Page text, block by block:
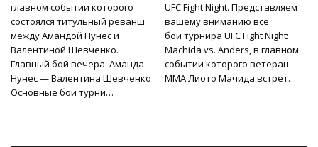
UFC Fight Night. Представляем
вашему вниманию все
бои турнира UFC Fight Night:
Machida vs. Anders, в главном
событии которого ветеран
ММА Лиото Мачида встрет…
главном событии которого
состоялся титульный реванш
между Амандой Нунес и
Валентиной Шевченко.
Главный бой вечера: Аманда
Нунес — Валентина Шевченко
Основные бои турни…